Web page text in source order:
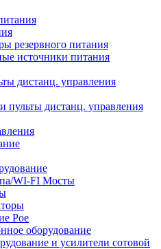
резервного питания
источники питания
дистанц. управления
пульты дистанц. управления
WI-FI Мосты
Poe
оборудование
и усилители сотовой